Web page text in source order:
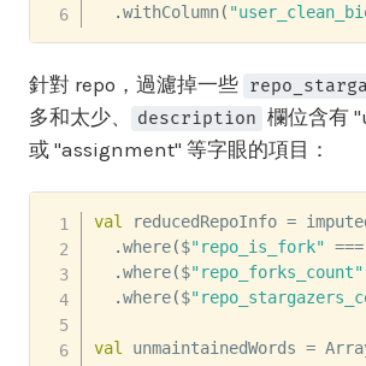
.withColumn(
針對 repo，過濾掉一些
多和太少、
description 欄位含有
或 "assignment" 等字眼的項目：
val reducedRepoInfo =
.where($"repo_is_fork" ===
.where($"repo_forks_count"
.where($
val unmaintainedWords =